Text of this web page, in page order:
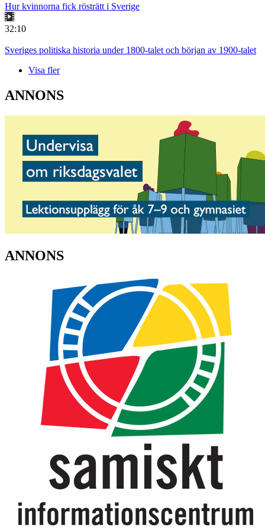
Hur kvinnorna fick rösträtt i Sverige
32:10
Sveriges politiska historia under 1800-talet och början av 1900-talet
Visa fler
ANNONS
ANNONS